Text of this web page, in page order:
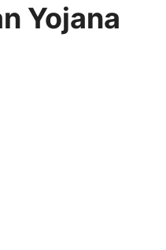
Yojana